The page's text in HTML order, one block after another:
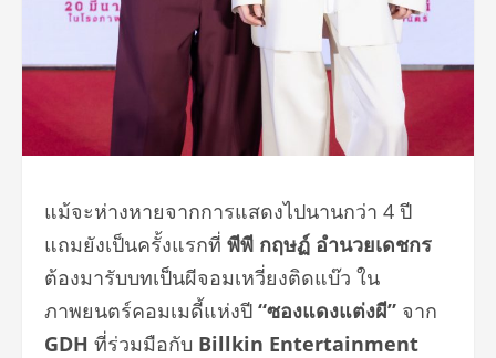
แม้จะห่างหายจากการแสดงไปนานกว่า 4 ปี
แถมยังเป็นครั้งแรกที่ พีพี กฤษฏ์ อำนวยเดชกร
ต้องมารับบทเป็นผีจอมเหวี่ยงติดแบ๊ว ใน
ภาพยนตร์คอมเมดี้แห่งปี “ซองแดงแต่งผี” จาก
GDH ที่ร่วมมือกับ Billkin Entertainment